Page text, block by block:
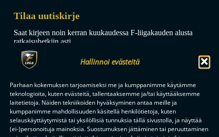
Hallinnoi evästeitä
Parhaan kokemuksen tarjoamiseksi me ja kumppanimme käytämme
teknologioita, kuten evästeitä, tallentaaksemme ja/tai käyttääksemme
laitetietoja. Näiden tekniikoiden hyväksyminen antaa meille ja
kumppanimme mahdollisuuden käsitellä henkilötietoja, kuten
selauskäyttäytymistä tai yksilöllisiä tunnuksia tällä sivustolla, ja näyttää
(ei-)personoituja mainoksia. Suostumuksen jättäminen tai peruuttaminen
Tilaa uutiskirje
Saat kirjeen noin kerran kuukaudessa F-liigakauden alusta
ratkaisuhetkiin asti.
TILAA